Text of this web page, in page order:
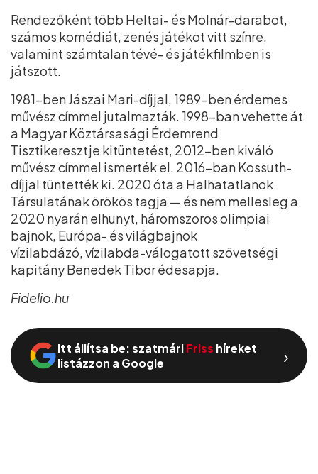
Rendezőként több Heltai- és Molnár-darabot,
számos komédiát, zenés játékot vitt színre,
valamint számtalan tévé- és játékfilmben is
játszott.
1981-ben Jászai Mari-díjjal, 1989-ben érdemes
művész címmel jutalmazták. 1998-ban vehette át
a Magyar Köztársasági Érdemrend
Tisztikeresztje kitüntetést, 2012-ben kiváló
művész címmel ismerték el. 2016-ban Kossuth-
díjjal tüntették ki. 2020 óta a Halhatatlanok
Társulatának örökös tagja — és nem mellesleg a
2020 nyarán elhunyt, háromszoros olimpiai
bajnok, Európa- és világbajnok
vízilabdázó, vízilabda-válogatott szövetségi
kapitány Benedek Tibor édesapja.
Fidelio.hu
Itt állítsa be: szatmáriFriss híreket
listázzon a Google
›